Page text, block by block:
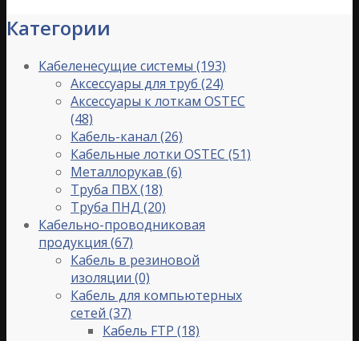
Категории
Кабеленесущие системы (193)
Аксессуары для труб (24)
Аксессуары к лоткам OSTEC
(48)
Кабель-канал (26)
Кабельные лотки OSTEC (51)
Металлорукав (6)
Труба ПВХ(18)
Труба ПНД (20)
Кабельно-проводниковая
продукция (67)
Кабель в резиновой
изоляции (0)
Кабель для компьютерных
сетей (37)
Кабель FTP (18)